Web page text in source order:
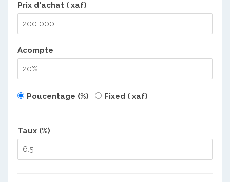
Prix d'achat ( xaf)
Acompte
Poucentage (%) Fixed ( xaf)
Taux (%)